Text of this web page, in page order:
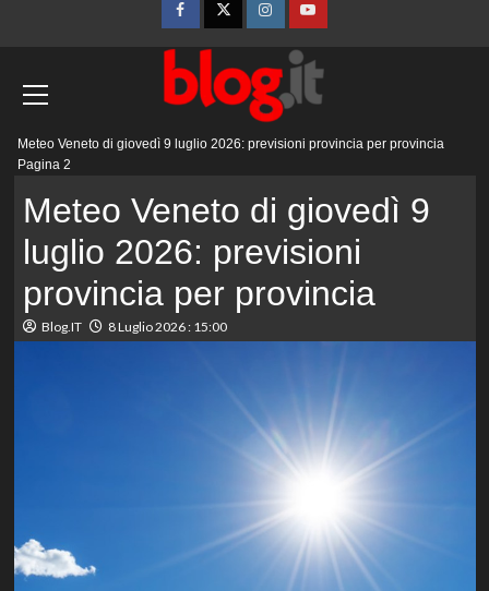
FacebookTwitterInstagramYouTube
principale
Meteo Veneto di giovedì 9 luglio 2026: previsioni provincia per provincia
Pagina 2
Meteo Veneto di giovedì 9
luglio 2026: previsioni
provincia per provincia
Blog.IT 8 Luglio 2026 : 15:00